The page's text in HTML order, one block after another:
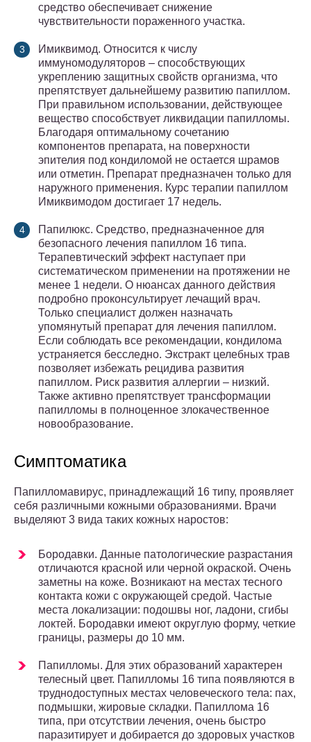
средство обеспечивает снижение
чувствительности пораженного участка.
Имиквимод. Относится к числу
иммуномодуляторов – способствующих
укреплению защитных свойств организма, что
препятствует дальнейшему развитию папиллом.
При правильном использовании, действующее
вещество способствует ликвидации папилломы.
Благодаря оптимальному сочетанию
компонентов препарата, на поверхности
эпителия под кондиломой не остается шрамов
или отметин. Препарат предназначен только для
наружного применения. Курс терапии папиллом
Имиквимодом достигает 17 недель.
Папилюкс. Средство, предназначенное для
безопасного лечения папиллом 16 типа.
Терапевтический эффект наступает при
систематическом применении на протяжении не
менее 1 недели. О нюансах данного действия
подробно проконсультирует лечащий врач.
Только специалист должен назначать
упомянутый препарат для лечения папиллом.
Если соблюдать все рекомендации, кондилома
устраняется бесследно. Экстракт целебных трав
позволяет избежать рецидива развития
папиллом. Риск развития аллергии – низкий.
Также активно препятствует трансформации
папилломы в полноценное злокачественное
новообразование.
Симптоматика
Папилломавирус, принадлежащий 16 типу, проявляет
себя различными кожными образованиями. Врачи
выделяют 3 вида таких кожных наростов:
Бородавки. Данные патологические разрастания
отличаются красной или черной окраской. Очень
заметны на коже. Возникают на местах тесного
контакта кожи с окружающей средой. Частые
места локализации: подошвы ног, ладони, сгибы
локтей. Бородавки имеют округлую форму, четкие
границы, размеры до 10 мм.
Папилломы. Для этих образований характерен
телесный цвет. Папилломы 16 типа появляются в
труднодоступных местах человеческого тела: пах,
подмышки, жировые складки. Папиллома 16
типа, при отсутствии лечения, очень быстро
паразитирует и добирается до здоровых участков